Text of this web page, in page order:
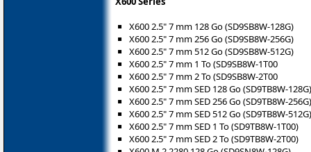
X600 2.5" 7 mm 128 Go (SD9SB8W-128G)
X600 2.5" 7 mm 256 Go (SD9SB8W-256G)
X600 2.5" 7 mm 512 Go (SD9SB8W-512G)
X600 2.5" 7 mm 1 To (SD9SB8W-1T00
X600 2.5" 7 mm 2 To (SD9SB8W-2T00
X600 2.5" 7 mm SED 128 Go (SD9TB8W-128G)
X600 2.5" 7 mm SED 256 Go (SD9TB8W-256G)
X600 2.5" 7 mm SED 512 Go (SD9TB8W-512G)
X600 2.5" 7 mm SED 1 To (SD9TB8W-1T00)
X600 2.5" 7 mm SED 2 To (SD9TB8W-2T00)